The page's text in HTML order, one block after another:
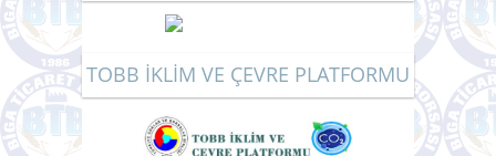
TOBB İKLİM VE ÇEVRE PLATFORMU